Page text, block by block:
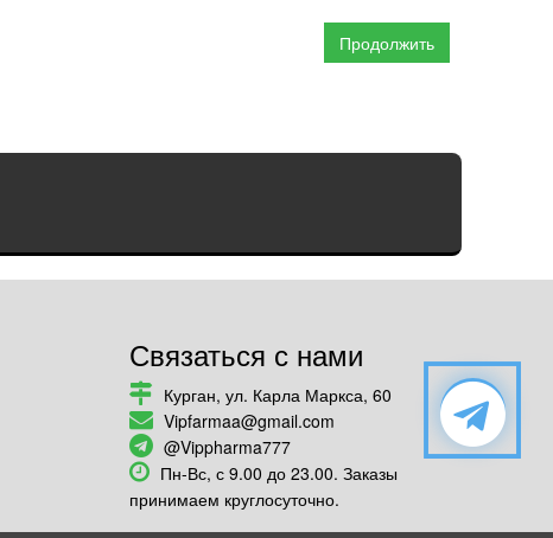
Продолжить
Связаться с нами
Курган, ул. Карла Маркса, 60
Vipfarmaa@gmail.com
@Vippharma777
Пн-Вс, с 9.00 до 23.00. Заказы
принимаем круглосуточно.